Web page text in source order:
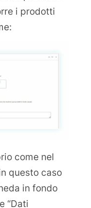
i prodotti
come nel
questo caso
in fondo
“Dati